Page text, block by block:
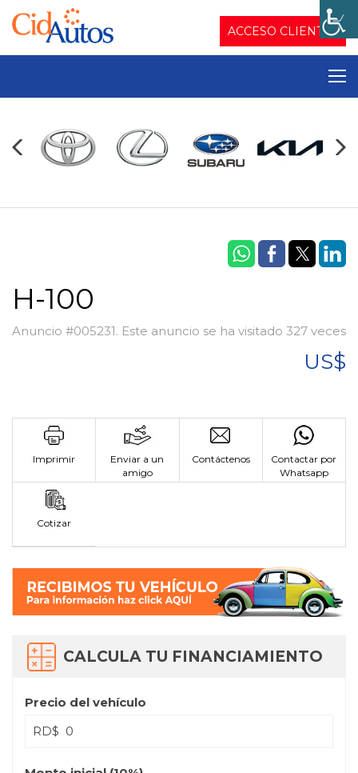
ACCESO CLIENTES
H-100
Anuncio #005231. Este anuncio se ha visitado 327 veces
US$
Imprimir
Enviar a un
amigo
Contáctenos
Contactar por
Whatsapp
Cotizar
CALCULA TU FINANCIAMIENTO
Precio del vehículo
RD$